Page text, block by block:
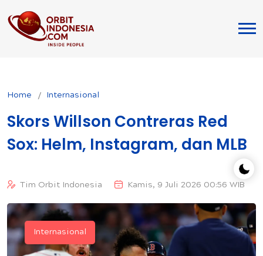
Home Internasional
Skors Willson Contreras Red
Sox: Helm, Instagram, dan MLB
Tim Orbit Indonesia Kamis, 9 Juli 2026 00:56 WIB
Internasional